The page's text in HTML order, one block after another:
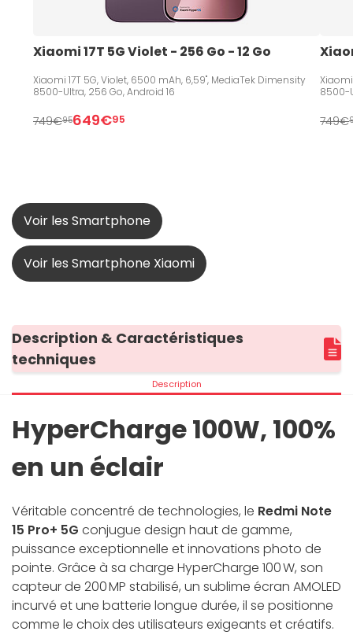
Xiaomi 17T 5G Violet - 256 Go - 12 Go
Xiaomi 17T 5G, Violet, 6500 mAh, 6,59", MediaTek Dimensity
8500-Ultra, 256 Go, Android 16
749€95649€95
8500-
749€
Voir les Smartphone
Voir les Smartphone Xiaomi
Description & Caractéristiques
techniques
Description
HyperCharge 100W, 100%
en un éclair
Véritable concentré de technologies, le Redmi Note
15 Pro+ 5G conjugue design haut de gamme,
puissance exceptionnelle et innovations photo de
pointe. Grâce à sa charge HyperCharge 100 W, son
capteur de 200 MP stabilisé, un sublime écran AMOLED
incurvé et une batterie longue durée, il se positionne
comme le choix des utilisateurs exigeants et créatifs.